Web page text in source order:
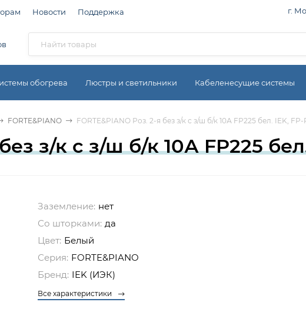
Новости Поддержка г.
обогрева Люстры и светильники Кабеленесущие системы
FORTE&PIANO FORTE&PIANO Роз. 2-я без з/к с з/ш б/к 10А FP225 бел. IEK, FP-
з/к с з/ш б/к 10А FP225
Заземление: нет
Со шторками: да
Цвет: Белый
Серия: FORTE&PIANO
Бренд: IEK (ИЭК)
Все характеристики